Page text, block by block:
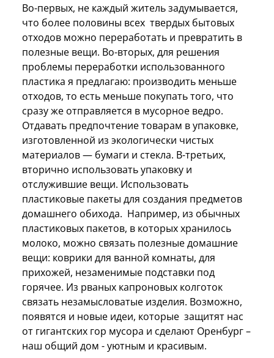
Во-первых, не каждый житель задумывается,
что более половины всех твердых бытовых
отходов можно переработать и превратить в
полезные вещи. Во-вторых, для решения
проблемы переработки использованного
пластика я предлагаю: производить меньше
отходов, то есть меньше покупать того, что
сразу же отправляется в мусорное ведро.
Отдавать предпочтение товарам в упаковке,
изготовленной из экологически чистых
материалов — бумаги и стекла. В-третьих,
вторично использовать упаковку и
отслужившие вещи. Использовать
пластиковые пакеты для создания предметов
домашнего обихода. Например, из обычных
пластиковых пакетов, в которых хранилось
молоко, можно связать полезные домашние
вещи: коврики для ванной комнаты, для
прихожей, незаменимые подставки под
горячее. Из рваных капроновых колготок
связать незамысловатые изделия. Возможно,
появятся и новые идеи, которые защитят нас
от гигантских гор мусора и сделают Оренбург –
наш общий дом - уютным и красивым.